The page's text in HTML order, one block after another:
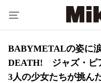
BABYMETALの姿に
DEATH! ジャズ・ピ
3人の少女たちが挑ん